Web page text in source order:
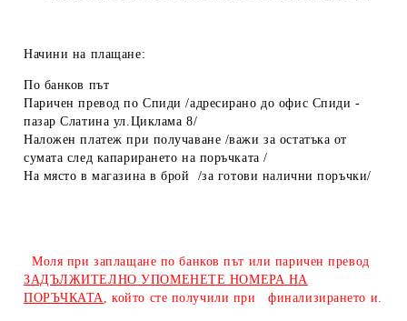
Начини на плащане:
По банков път
Паричен превод по Спиди /адресирано до офис Спиди -
пазар Слатина ул.Циклама 8/
Наложен платеж при получаване /важи за остатъка от
сумата след капарирането на поръчката /
На място в магазина в брой /за готови налични поръчки/
Моля при заплащане по банков път или паричен превод
ЗАДЪЛЖИТЕЛНО УПОМЕНЕТЕ НОМЕРА НА
ПОРЪЧКАТА, който сте получили при финализирането и.